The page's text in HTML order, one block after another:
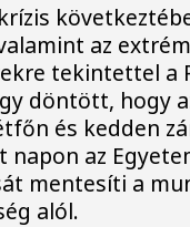
az
tekintettel a
döntött, hogy
és kedden
az
mentesíti a
alól.